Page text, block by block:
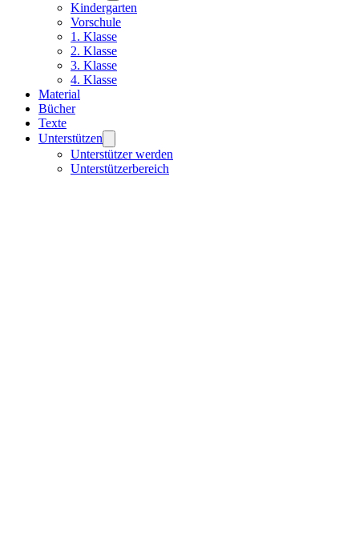
Kindergarten
Vorschule
1. Klasse
2. Klasse
3. Klasse
4. Klasse
Material
Bücher
Texte
Unterstützen
Unterstützer werden
Unterstützerbereich